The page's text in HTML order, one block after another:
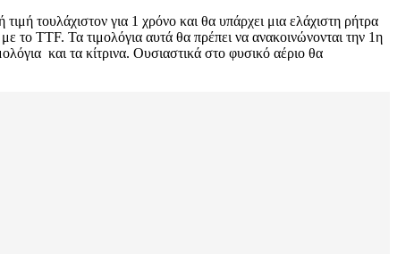
τιμή τουλάχιστον για 1 χρόνο και θα υπάρχει μια ελάχιστη ρήτρα
το TTF. Τα τιμολόγια αυτά θα πρέπει να ανακοινώνονται την 1η
και τα κίτρινα. Ουσιαστικά στο φυσικό αέριο θα